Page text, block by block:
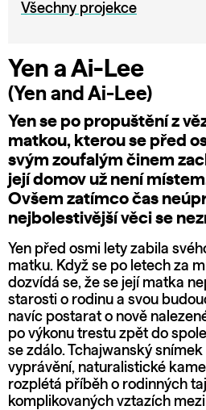
Všechny projekce
Yen a Ai-Lee
(Yen and Ai-Lee)
Yen se po propuštění z
matkou, kterou se před
svým zoufalým činem
její domov už není
Ovšem zatímco čas
nejbolestivější věci se
Yen před osmi lety zabila
matku. Když se po letech za
dozvídá se, že se její matka
starosti o rodinu a svou
navíc postarat o nově
po výkonu trestu zpět do
se zdálo. Tchajwanský
vyprávění, naturalistické
rozplétá příběh o rodinných
komplikovaných vztazích